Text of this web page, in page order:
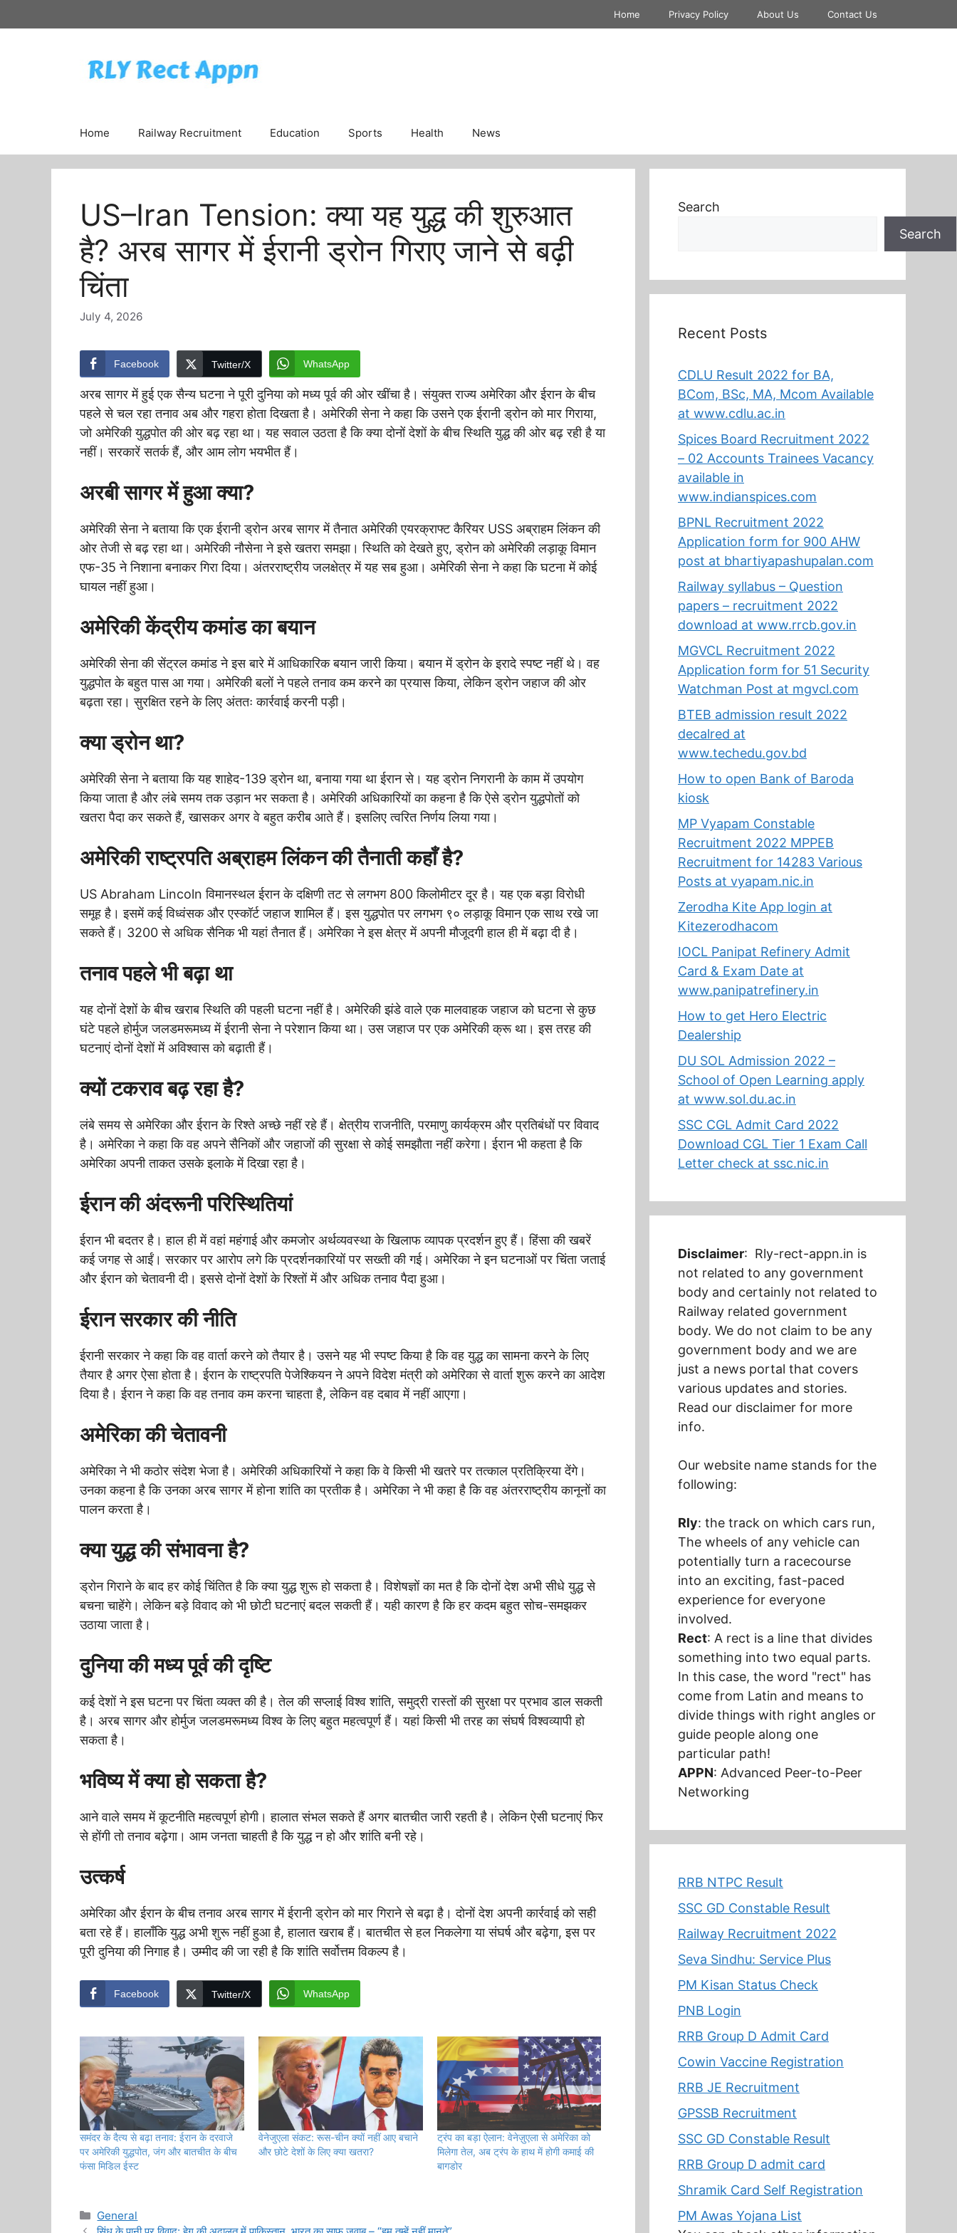
to
Home Privacy Policy About Us Contact Us
Home Railway Recruitment Education Sports Health News
US–Iran Tension: क्या यह युद्ध की शुरुआत
है? अरब सागर में ईरानी ड्रोन गिराए जाने से बढ़ी
चिंता
July 4, 2026
Facebook Twitter/X WhatsApp
अरब सागर में हुई एक सैन्य घटना ने पूरी दुनिया को मध्य पूर्व की ओर खींचा है। संयुक्त राज्य अमेरिका और ईरान के बीच
पहले से चल रहा तनाव अब और गहरा होता दिखता है। अमेरिकी सेना ने कहा कि उसने एक ईरानी ड्रोन को मार गिराया,
जो अमेरिकी युद्धपोत की ओर बढ़ रहा था। यह सवाल उठता है कि क्या दोनों देशों के बीच स्थिति युद्ध की ओर बढ़ रही है या
नहीं। सरकारें सतर्क हैं, और आम लोग भयभीत हैं।
अरबी सागर में हुआ क्या?
अमेरिकी सेना ने बताया कि एक ईरानी ड्रोन अरब सागर में तैनात अमेरिकी एयरक्राफ्ट कैरियर USS अब्राहम लिंकन की
ओर तेजी से बढ़ रहा था। अमेरिकी नौसेना ने इसे खतरा समझा। स्थिति को देखते हुए, ड्रोन को अमेरिकी लड़ाकू विमान
एफ-35 ने निशाना बनाकर गिरा दिया। अंतरराष्ट्रीय जलक्षेत्र में यह सब हुआ। अमेरिकी सेना ने कहा कि घटना में कोई
घायल नहीं हुआ।
अमेरिकी केंद्रीय कमांड का बयान
अमेरिकी सेना की सेंट्रल कमांड ने इस बारे में आधिकारिक बयान जारी किया। बयान में ड्रोन के इरादे स्पष्ट नहीं थे। वह
युद्धपोत के बहुत पास आ गया। अमेरिकी बलों ने पहले तनाव कम करने का प्रयास किया, लेकिन ड्रोन जहाज की ओर
बढ़ता रहा। सुरक्षित रहने के लिए अंततः कार्रवाई करनी पड़ी।
क्या ड्रोन था?
अमेरिकी सेना ने बताया कि यह शाहेद-139 ड्रोन था, बनाया गया था ईरान से। यह ड्रोन निगरानी के काम में उपयोग
किया जाता है और लंबे समय तक उड़ान भर सकता है। अमेरिकी अधिकारियों का कहना है कि ऐसे ड्रोन युद्धपोतों को
खतरा पैदा कर सकते हैं, खासकर अगर वे बहुत करीब आते हैं। इसलिए त्वरित निर्णय लिया गया।
अमेरिकी राष्ट्रपति अब्राहम लिंकन की तैनाती कहाँ है?
US Abraham Lincoln विमानस्थल ईरान के दक्षिणी तट से लगभग 800 किलोमीटर दूर है। यह एक बड़ा विरोधी
समूह है। इसमें कई विध्वंसक और एस्कॉर्ट जहाज शामिल हैं। इस युद्धपोत पर लगभग ९० लड़ाकू विमान एक साथ रखे जा
सकते हैं। 3200 से अधिक सैनिक भी यहां तैनात हैं। अमेरिका ने इस क्षेत्र में अपनी मौजूदगी हाल ही में बढ़ा दी है।
तनाव पहले भी बढ़ा था
यह दोनों देशों के बीच खराब स्थिति की पहली घटना नहीं है। अमेरिकी झंडे वाले एक मालवाहक जहाज को घटना से कुछ
घंटे पहले होर्मुज जलडमरूमध्य में ईरानी सेना ने परेशान किया था। उस जहाज पर एक अमेरिकी क्रू था। इस तरह की
घटनाएं दोनों देशों में अविश्वास को बढ़ाती हैं।
क्यों टकराव बढ़ रहा है?
लंबे समय से अमेरिका और ईरान के रिश्ते अच्छे नहीं रहे हैं। क्षेत्रीय राजनीति, परमाणु कार्यक्रम और प्रतिबंधों पर विवाद
है। अमेरिका ने कहा कि वह अपने सैनिकों और जहाजों की सुरक्षा से कोई समझौता नहीं करेगा। ईरान भी कहता है कि
अमेरिका अपनी ताकत उसके इलाके में दिखा रहा है।
ईरान की अंदरूनी परिस्थितियां
ईरान भी बदतर है। हाल ही में वहां महंगाई और कमजोर अर्थव्यवस्था के खिलाफ व्यापक प्रदर्शन हुए हैं। हिंसा की खबरें
कई जगह से आईं। सरकार पर आरोप लगे कि प्रदर्शनकारियों पर सख्ती की गई। अमेरिका ने इन घटनाओं पर चिंता जताई
और ईरान को चेतावनी दी। इससे दोनों देशों के रिश्तों में और अधिक तनाव पैदा हुआ।
ईरान सरकार की नीति
ईरानी सरकार ने कहा कि वह वार्ता करने को तैयार है। उसने यह भी स्पष्ट किया है कि वह युद्ध का सामना करने के लिए
तैयार है अगर ऐसा होता है। ईरान के राष्ट्रपति पेजेश्कियन ने अपने विदेश मंत्री को अमेरिका से वार्ता शुरू करने का आदेश
दिया है। ईरान ने कहा कि वह तनाव कम करना चाहता है, लेकिन वह दबाव में नहीं आएगा।
अमेरिका की चेतावनी
अमेरिका ने भी कठोर संदेश भेजा है। अमेरिकी अधिकारियों ने कहा कि वे किसी भी खतरे पर तत्काल प्रतिक्रिया देंगे।
उनका कहना है कि उनका अरब सागर में होना शांति का प्रतीक है। अमेरिका ने भी कहा है कि वह अंतरराष्ट्रीय कानूनों का
पालन करता है।
क्या युद्ध की संभावना है?
ड्रोन गिराने के बाद हर कोई चिंतित है कि क्या युद्ध शुरू हो सकता है। विशेषज्ञों का मत है कि दोनों देश अभी सीधे युद्ध से
बचना चाहेंगे। लेकिन बड़े विवाद को भी छोटी घटनाएं बदल सकती हैं। यही कारण है कि हर कदम बहुत सोच-समझकर
उठाया जाता है।
दुनिया की मध्य पूर्व की दृष्टि
कई देशों ने इस घटना पर चिंता व्यक्त की है। तेल की सप्लाई विश्व शांति, समुद्री रास्तों की सुरक्षा पर प्रभाव डाल सकती
है। अरब सागर और होर्मुज जलडमरूमध्य विश्व के लिए बहुत महत्वपूर्ण हैं। यहां किसी भी तरह का संघर्ष विश्वव्यापी हो
सकता है।
भविष्य में क्या हो सकता है?
आने वाले समय में कूटनीति महत्वपूर्ण होगी। हालात संभल सकते हैं अगर बातचीत जारी रहती है। लेकिन ऐसी घटनाएं फिर
से होंगी तो तनाव बढ़ेगा। आम जनता चाहती है कि युद्ध न हो और शांति बनी रहे।
उत्कर्ष
अमेरिका और ईरान के बीच तनाव अरब सागर में ईरानी ड्रोन को मार गिराने से बढ़ा है। दोनों देश अपनी कार्रवाई को सही
बता रहे हैं। हालाँकि युद्ध अभी शुरू नहीं हुआ है, हालात खराब हैं। बातचीत से हल निकलेगा या संघर्ष और बढ़ेगा, इस पर
पूरी दुनिया की निगाह है। उम्मीद की जा रही है कि शांति सर्वोत्तम विकल्प है।
Facebook Twitter/X WhatsApp
समंदर के दैत्य से बढ़ा तनाव: ईरान के दरवाजे
पर अमेरिकी युद्धपोत, जंग और बातचीत के बीच
फंसा मिडिल ईस्ट
वेनेजुएला संकट: रूस-चीन क्यों नहीं आए बचाने
और छोटे देशों के लिए क्या खतरा?
ट्रंप का बड़ा ऐलान: वेनेज़ुएला से अमेरिका को
मिलेगा तेल, अब ट्रंप के हाथ में होगी कमाई की
बागडोर
Categories
General
Search
Search
Recent Posts
CDLU Result 2022 for BA,
BCom, BSc, MA, Mcom Available
at www.cdlu.ac.in
Spices Board Recruitment 2022
– 02 Accounts Trainees Vacancy
available in
www.indianspices.com
BPNL Recruitment 2022
Application form for 900 AHW
post at bhartiyapashupalan.com
Railway syllabus – Question
papers – recruitment 2022
download at www.rrcb.gov.in
MGVCL Recruitment 2022
Application form for 51 Security
Watchman Post at mgvcl.com
BTEB admission result 2022
decalred at
www.techedu.gov.bd
How to open Bank of Baroda
kiosk
MP Vyapam Constable
Recruitment 2022 MPPEB
Recruitment for 14283 Various
Posts at vyapam.nic.in
Zerodha Kite App login at
Kitezerodhacom
IOCL Panipat Refinery Admit
Card & Exam Date at
www.panipatrefinery.in
How to get Hero Electric
Dealership
DU SOL Admission 2022 –
School of Open Learning apply
at www.sol.du.ac.in
SSC CGL Admit Card 2022
Download CGL Tier 1 Exam Call
Letter check at ssc.nic.in
Disclaimer: Rly-rect-appn.in is
not related to any government
body and certainly not related to
Railway related government
body. We do not claim to be any
government body and we are
just a news portal that covers
various updates and stories.
Read our disclaimer for more
info.
Our website name stands for the
following:
Rly: the track on which cars run,
The wheels of any vehicle can
potentially turn a racecourse
into an exciting, fast-paced
experience for everyone
involved.
Rect: A rect is a line that divides
something into two equal parts.
In this case, the word "rect" has
come from Latin and means to
divide things with right angles or
guide people along one
particular path!
APPN: Advanced Peer-to-Peer
Networking
RRB NTPC Result
SSC GD Constable Result
Railway Recruitment 2022
Seva Sindhu: Service Plus
PM Kisan Status Check
PNB Login
RRB Group D Admit Card
Cowin Vaccine Registration
RRB JE Recruitment
GPSSB Recruitment
SSC GD Constable Result
RRB Group D admit card
Shramik Card Self Registration
PM Awas Yojana List